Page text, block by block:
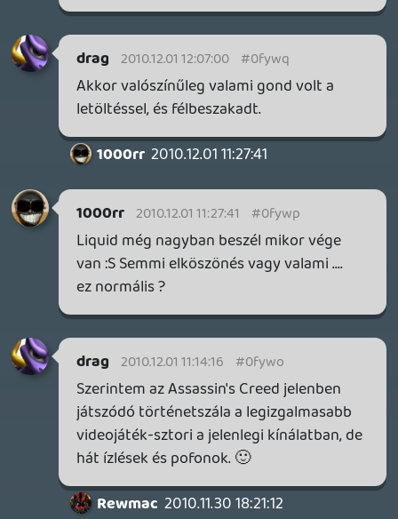
mcmacko 2010.11.30 19:32:18
mcmacko 2010.11.30 19:47:24 #0fywi
Mármint ezzel azt akartam mondani, hogy
ha az MTV-nek fontos a csapat, akkor
szerintem ők képesek pénzt pumpálni a
társaságba.
mcmacko
mcmacko 2010.11.30 19:32:18 #0fywh
A Harmonix jelenleg a MusicTV-é. Ha jól
tudom.
arsenal 2010.11.30 17:24:36
áj szí
liquid 2010.11.30 19:26:36
liquid 2010.11.30 19:26:36 #0fywf
Nem. A duda a dude ferdítése.
he7edik 2010.11.30 19:06:00